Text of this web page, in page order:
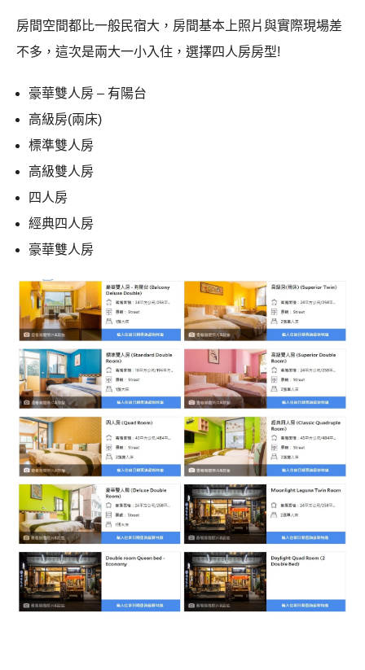
房間空間都比一般民宿大，房間基本上照片與實際現場差
不多，這次是兩大一小入住，選擇四人房房型!
豪華雙人房 – 有陽台
高級房(兩床)
標準雙人房
高級雙人房
四人房
經典四人房
豪華雙人房